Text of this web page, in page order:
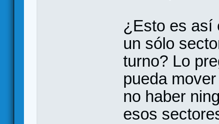
¿Esto es así
un sólo
turno? Lo
pueda
no haber
esos